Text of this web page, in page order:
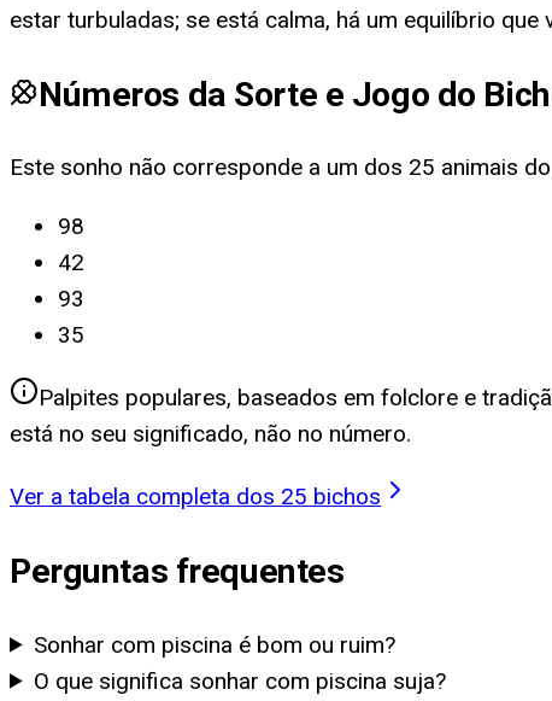
estar turbuladas; se está calma, há um equilíbrio que
Números da Sorte e Jogo do
Este sonho não corresponde a um dos 25 animais
98
42
93
35
Palpites populares, baseados em folclore e
está no seu significado, não no número.
Ver a tabela completa dos 25 bichos
Perguntas frequentes
Sonhar com piscina é bom ou ruim?
O que significa sonhar com piscina suja?